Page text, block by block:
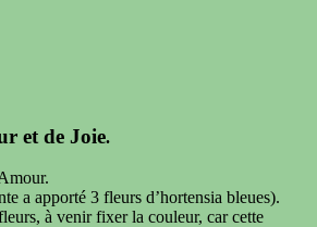
et de Joie.
a apporté 3 fleurs d’hortensia bleues).
à venir fixer la couleur, car cette